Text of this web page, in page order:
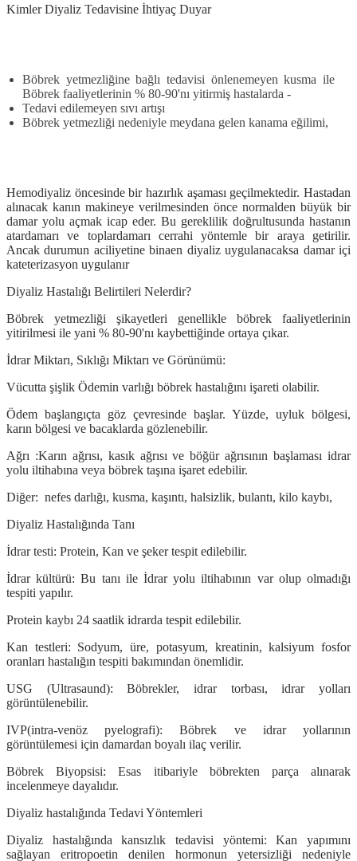
Kimler Diyaliz Tedavisine İhtiyaç Duyar
Böbrek yetmezliğine bağlı tedavisi önlenemeyen kusma ile
Böbrek faaliyetlerinin % 80-90'nı yitirmiş hastalarda -
Tedavi edilemeyen sıvı artışı
Böbrek yetmezliği nedeniyle meydana gelen kanama eğilimi,
Hemodiyaliz öncesinde bir hazırlık aşaması geçilmektedir. Hastadan
alınacak kanın makineye verilmesinden önce normalden büyük bir
damar yolu açmak icap eder. Bu gereklilik doğrultusunda hastanın
atardamarı ve toplardamarı cerrahi yöntemle bir araya getirilir.
Ancak durumun aciliyetine binaen diyaliz uygulanacaksa damar içi
kateterizasyon uygulanır
Diyaliz Hastalığı Belirtileri Nelerdir?
Böbrek yetmezliği şikayetleri genellikle böbrek faaliyetlerinin
yitirilmesi ile yani % 80-90'nı kaybettiğinde ortaya çıkar.
İdrar Miktarı, Sıklığı Miktarı ve Görünümü:
Vücutta şişlik Ödemin varlığı böbrek hastalığını işareti olabilir.
Ödem başlangıçta göz çevresinde başlar. Yüzde, uyluk bölgesi,
karın bölgesi ve bacaklarda gözlenebilir.
Ağrı :Karın ağrısı, kasık ağrısı ve böğür ağrısının başlaması idrar
yolu iltihabına veya böbrek taşına işaret edebilir.
Diğer: nefes darlığı, kusma, kaşıntı, halsizlik, bulantı, kilo kaybı,
Diyaliz Hastalığında Tanı
İdrar testi: Protein, Kan ve şeker tespit edilebilir.
İdrar kültürü: Bu tanı ile İdrar yolu iltihabının var olup olmadığı
tespiti yapılır.
Protein kaybı 24 saatlik idrarda tespit edilebilir.
Kan testleri: Sodyum, üre, potasyum, kreatinin, kalsiyum fosfor
oranları hastalığın tespiti bakımından önemlidir.
USG (Ultrasaund): Böbrekler, idrar torbası, idrar yolları
görüntülenebilir.
IVP(intra-venöz pyelografi): Böbrek ve idrar yollarının
görüntülemesi için damardan boyalı ilaç verilir.
Böbrek Biyopsisi: Esas itibariyle böbrekten parça alınarak
incelenmeye dayalıdır.
Diyaliz hastalığında Tedavi Yöntemleri
Diyaliz hastalığında kansızlık tedavisi yöntemi: Kan yapımını
sağlayan eritropoetin denilen hormonun yetersizliği nedeniyle